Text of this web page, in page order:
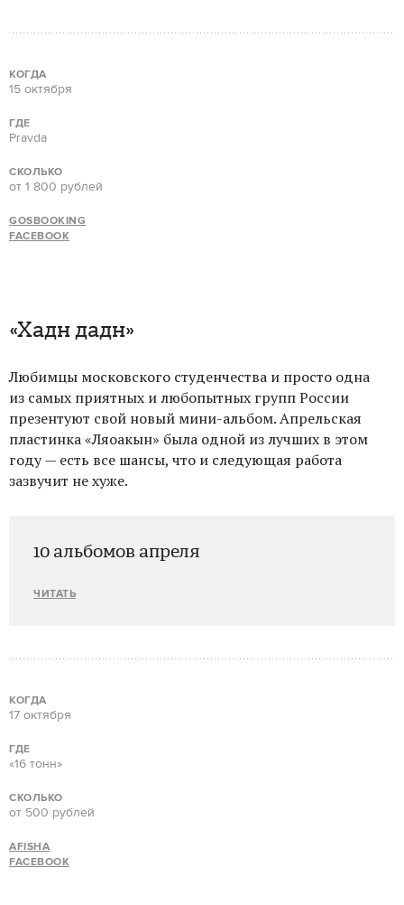
КОГДА
15 октября
ГДЕ
Pravda
СКОЛЬКО
от 1 800 рублей
GOSBOOKING
FACEBOOK
«Хадн дадн»
Любимцы московского студенчества и просто одна
из самых приятных и любопытных групп России
презентуют свой новый мини-альбом. Апрельская
пластинка «Ляоакын» была одной из лучших в этом
году — есть все шансы, что и следующая работа
зазвучит не хуже.
10 альбомов апреля
ЧИТАТЬ
КОГДА
17 октября
ГДЕ
«16 тонн»
СКОЛЬКО
от 500 рублей
AFISHA
FACEBOOK